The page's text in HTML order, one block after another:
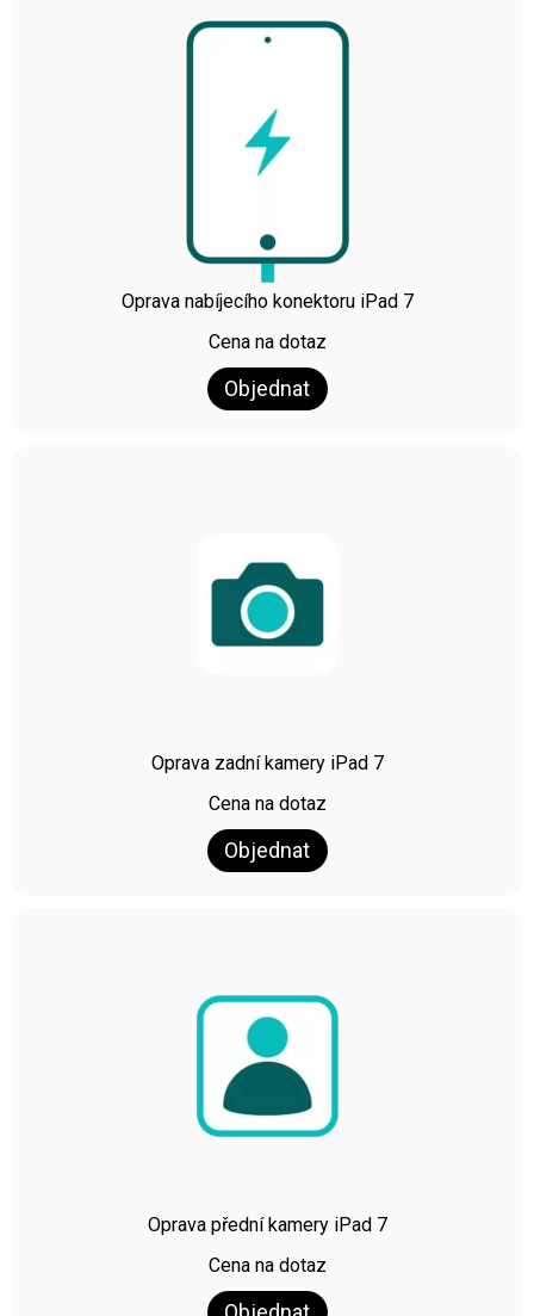
Oprava nabíjecího konektoru iPad 7
Cena na dotaz
Objednat
Oprava zadní kamery iPad 7
Cena na dotaz
Objednat
Oprava přední kamery iPad 7
Cena na dotaz